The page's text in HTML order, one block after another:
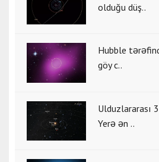
olduğu düş..
Hubble
göy c..
Ulduzlararası
Yerə ən ..